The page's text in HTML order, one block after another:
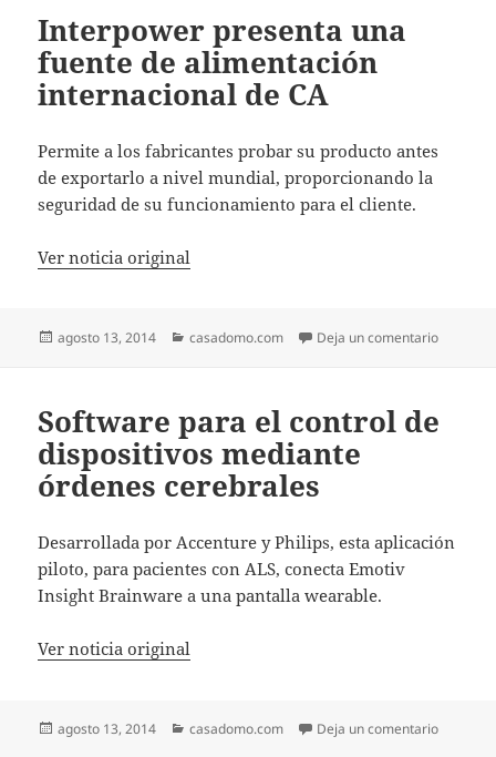
Interpower presenta una
fuente de alimentación
internacional de CA
Permite a los fabricantes probar su producto antes
de exportarlo a nivel mundial, proporcionando la
seguridad de su funcionamiento para el cliente.
Ver noticia original
Publicado
agosto 13, 2014 Categorías
casadomo.com Deja un comentarioen
Software para el control de
dispositivos mediante
órdenes cerebrales
Desarrollada por Accenture y Philips, esta aplicación
piloto, para pacientes con ALS, conecta Emotiv
Insight Brainware a una pantalla wearable.
Ver noticia original
Publicado
agosto 13, 2014 Categorías
casadomo.com Deja un comentarioen